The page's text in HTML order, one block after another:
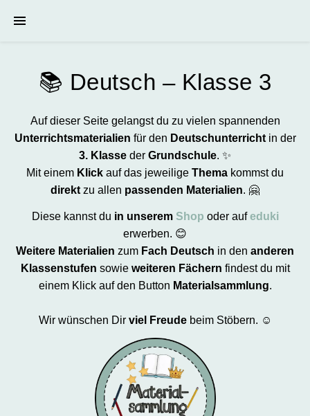
📚 Deutsch – Klasse 3
Auf dieser Seite gelangst du zu vielen spannenden
Unterrichtsmaterialien für den Deutschunterrichtin der
3. Klasse der Grundschule. ✨
Mit einem Klick auf das jeweilige Thema kommst du
direkt zu allen passenden Materialien. 🤗
Diese kannst du in unserem Shop oder aufeduki
erwerben. 😊
Weitere Materialien zum Fach Deutsch in den anderen
Klassenstufen sowie weiteren Fächern findest du mit
einem Klick auf den Button Materialsammlung.
Wir wünschen Dir viel Freude beim Stöbern. ☺️